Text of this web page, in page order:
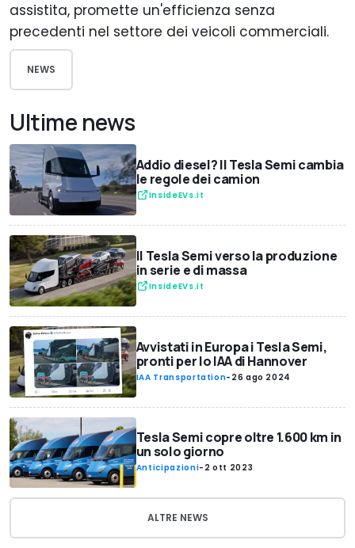
assistita, promette un'efficienza senza
precedenti nel settore dei veicoli commerciali.
NEWS
Ultime news
Addio diesel? Il Tesla Semi cambia
le regole dei camion
InsideEVs.it
Il Tesla Semi verso la produzione
in serie e di massa
InsideEVs.it
Avvistati in Europa i Tesla Semi,
pronti per lo IAA di Hannover
IAA Transportation- 26 ago 2024
Tesla Semi copre oltre 1.600 km in
un solo giorno
Anticipazioni- 2 ott 2023
ALTRE NEWS